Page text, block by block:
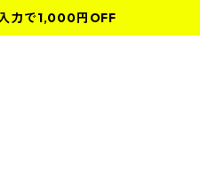
力で1,000円OFF